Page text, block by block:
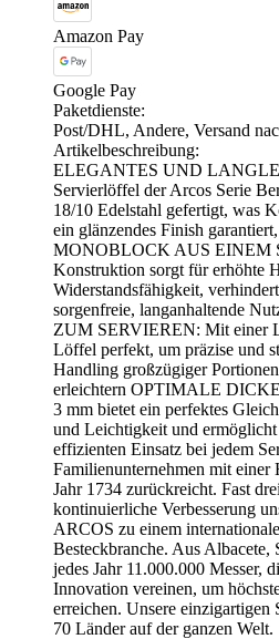
Amazon Pay
Google Pay
Paketdienste:
Post/DHL, Andere, Versand
Artikelbeschreibung:
ELEGANTES UND
Servierlöffel der Arcos Serie
18/10 Edelstahl gefertigt, was
ein glänzendes Finish
MONOBLOCK AUS EINEM
Konstruktion sorgt für erhöhte
Widerstandsfähigkeit,
sorgenfreie, langanhaltende
ZUM SERVIEREN: Mit einer
Löffel perfekt, um präzise und
Handling großzügiger
erleichtern OPTIMALE
3 mm bietet ein perfektes
und Leichtigkeit und
effizienten Einsatz bei jedem
Familienunternehmen mit einer
Jahr 1734 zurückreicht. Fast
kontinuierliche Verbesserung
ARCOS zu einem
Besteckbranche. Aus
jedes Jahr 11.000.000 Messer,
Innovation vereinen, um
erreichen. Unsere
70 Länder auf der ganzen Welt.